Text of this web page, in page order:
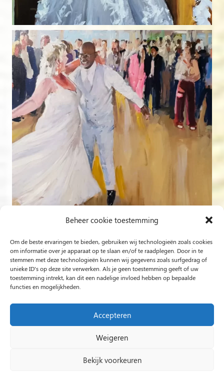
Beheer cookie toestemming
Om de beste ervaringen te bieden, gebruiken wij technologieën zoals cookies
om informatie over je apparaat op te slaan en/of te raadplegen. Door in te
stemmen met deze technologieën kunnen wij gegevens zoals surfgedrag of
unieke ID's op deze site verwerken. Als je geen toestemming geeft of uw
toestemming intrekt, kan dit een nadelige invloed hebben op bepaalde
functies en mogelijkheden.
Accepteren
Weigeren
Bekijk voorkeuren
Volg op Instagram
Rob Jacobs uit ’s-Hertogenbosch is een ‘Plein Air’- en
‘Live Event Painter’, schilderend bewogen door Licht en
Liefde.
2024 Rob Jacobs LIVE EVENT PAINTING / Hosted By
Impact Presentations